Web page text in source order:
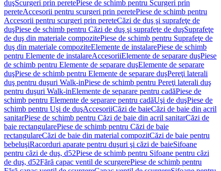
duşScurgeri prin peretePiese de schimb pentru Scurgeri prin
pereteAccesorii pentru scurgeri prin peretePiese de schimb pentru
Accesorii pentru scurgeri prin pereteCăzi de duş şi suprafeţe de
duşPiese de schimb pentru Căzi de duş şi suprafeţe de duşSuprafeţe
de duş din materiale compozitePiese de schimb pentru Suprafeţe de
duş din materiale compoziteElemente de instalarePiese de schimb
pentru Elemente de instalareAccesoriiElemente de separare duşPiese
de schimb pentru Elemente de separare duşElemente de separare
duşPiese de schimb pentru Elemente de separare duşPereţi laterali
duş pentru duşuri Walk-inPiese de schimb pentru Pereţi laterali duş
pentru duşuri Walk-inElemente de separare pentru cadăPiese de
schimb pentru Elemente de separare pentru cadăUşi de duşPiese de
schimb pentru Uşi de duşAccesoriiCăzi de baieCăzi de baie din acril
sanitarPiese de schimb pentru Căzi de baie din acril sanitarCăzi de
baie rectangularePiese de schimb pentru Căzi de baie
rectangulareCăzi de baie din material compozitCăzi de baie pentru
bebeluşiRacorduri aparate pentru duşuri şi căzi de baieSifoane
pentru căzi de duş, d52Piese de schimb pentru Sifoane pentru căzi
de duş, d52Fără capac ventil de scurgerePiese de schimb pentru